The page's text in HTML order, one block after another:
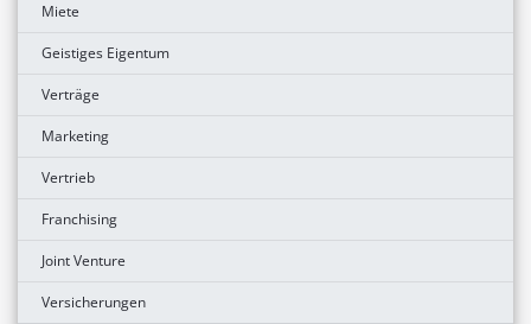
Miete
Geistiges Eigentum
Verträge
Marketing
Vertrieb
Franchising
Joint Venture
Versicherungen